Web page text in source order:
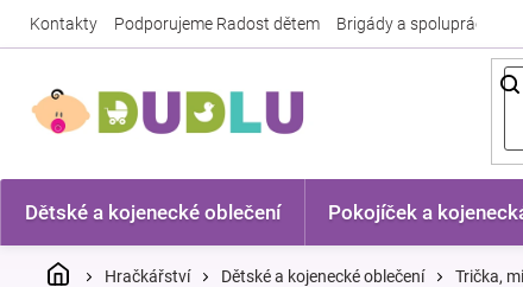
Kontakty Podporujeme Radost dětem Brigády a spolupráce
Dětské a kojenecké oblečení Pokojíček a
DomůHračkářství Dětské a kojenecké oblečení Trička,